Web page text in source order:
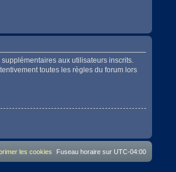
aux utilisateurs inscrits.
toutes les règles du forum lors
Fuseau horaire sur UTC-04:00
les cookies